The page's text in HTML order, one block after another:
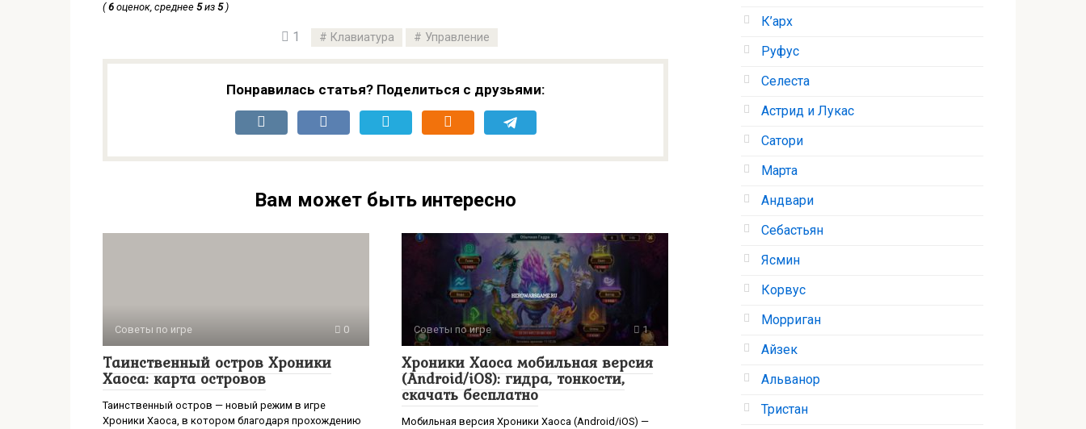
(6 оценок, среднее 5из 5)
1 Клавиатура Управление
Понравилась статья? Поделиться с друзьями:
Вам может быть интересно
Советы по игре 0
Таинственный остров Хроники
Хаоса: карта островов
Таинственный остров — новый режим в игре
Хроники Хаоса, в котором благодаря прохождению
Советы по игре 1
Хроники Хаоса мобильная версия
(Android/iOS): гидра, тонкости,
скачать бесплатно
Мобильная версия Хроники Хаоса (Android/iOS) —
К’арх
Руфус
Селеста
Астрид и Лукас
Сатори
Марта
Андвари
Себастьян
Ясмин
Корвус
Морриган
Айзек
Альванор
Тристан